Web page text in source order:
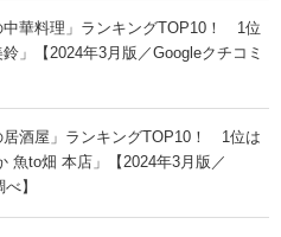
中華料理」ランキングTOP10！ 1位
」【2024年3月版／Googleクチコミ
居酒屋」ランキングTOP10！ 1位は
魚to畑 本店」【2024年3月版／
】